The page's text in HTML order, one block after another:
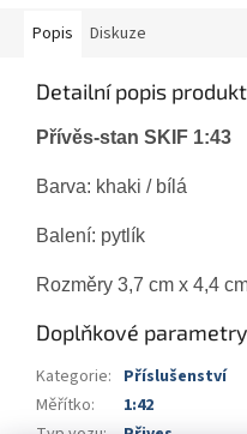
Popis Diskuze
Detailní popis
Přívěs-stan SKIF 1:43
Barva: khaki / bílá
Balení: pytlík
Rozměry 3,7 cm x 4,4
Doplňkové parametry
Kategorie: Příslušenství
Měřítko:
1:42